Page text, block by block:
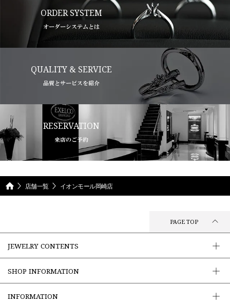
ORDER SYSTEM
オーダーシステムとは
QUALITY & SERVICE
品質とサービスを紹介
RESERVATION
来店のご予約
店舗一覧 イオンモール岡崎店
PAGE TOP
JEWELRY CONTENTS
SHOP INFORMATION
INFORMATION